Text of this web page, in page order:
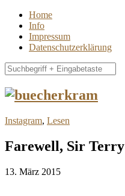
Home
Info
Impressum
Datenschutzerklärung
Instagram, Lesen
Farewell, Sir Terry
13. März 2015